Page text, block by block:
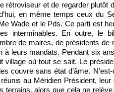
rétroviseur et de regarder plutôt
en même temps ceux du
Wade et le Pds. Ce parti est
interminables. En outre, le
de maires, de présidents
à leurs mandats. Pendant six
village où tout se sait. Le
couvre sans état d’âme.
au Méridien Président,
terrains, alors que cela ne